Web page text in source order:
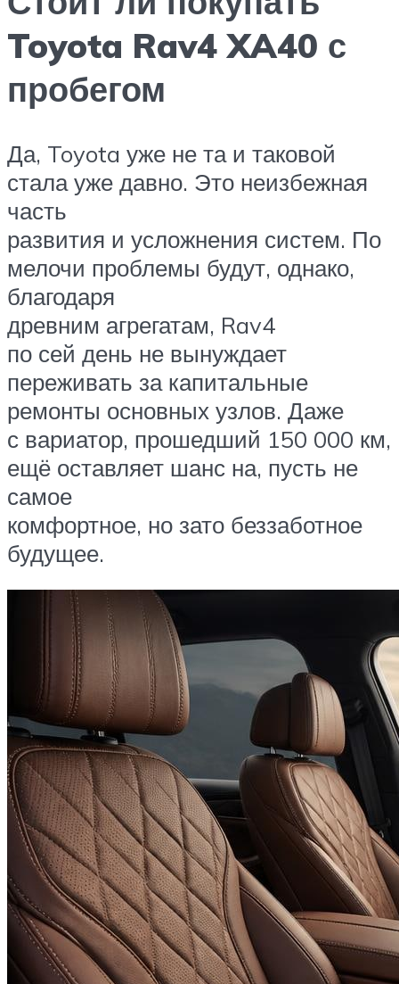
Toyota Rav4 XA40 с
пробегом
Да, Toyota уже не та и таковой
стала уже давно. Это неизбежная
часть
развития и усложнения систем. По
мелочи проблемы будут, однако,
благодаря
древним агрегатам, Rav4
по сей день не вынуждает
переживать за капитальные
ремонты основных узлов. Даже
с вариатор, прошедший 150 000 км,
ещё оставляет шанс на, пусть не
самое
комфортное, но зато беззаботное
будущее.